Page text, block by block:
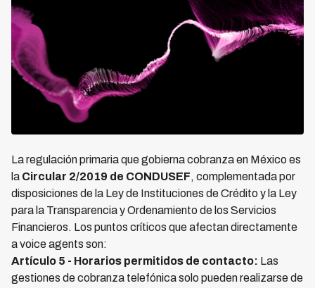
La regulación primaria que gobierna cobranza en México es
la Circular 2/2019 de CONDUSEF, complementada por
disposiciones de la Ley de Instituciones de Crédito y la Ley
para la Transparencia y Ordenamiento de los Servicios
Financieros. Los puntos críticos que afectan directamente
a voice agents son:
Artículo 5 - Horarios permitidos de contacto: Las
gestiones de cobranza telefónica solo pueden realizarse de